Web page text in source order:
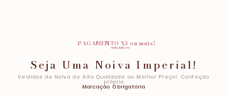
PAGAMENTO X3 ou mais!
SEM JUROS!
Seja Uma Noiva Imperial!
Vestidos de Noiva de Alta Qualidade ao Melhor Preço!. Confeção
própria
Marcação Obrigatória